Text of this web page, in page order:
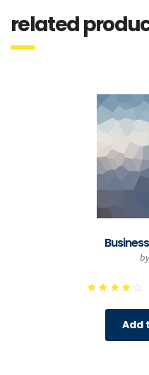
related
4.00
Add